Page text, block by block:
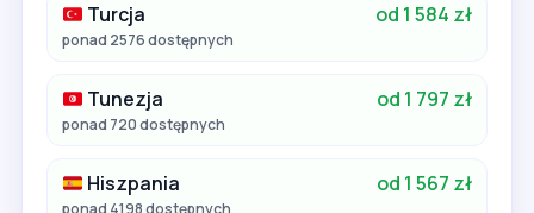
Turcja od 1 584 zł
ponad 2576 dostępnych
Tunezja od 1 797 zł
ponad 720 dostępnych
Hiszpania od 1 567 zł